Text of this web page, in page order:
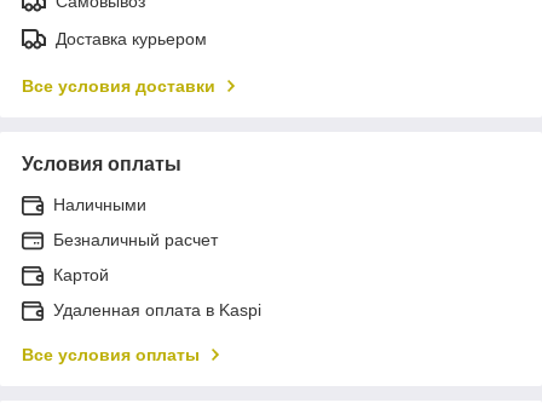
Доставка курьером
Все условия доставки
Условия оплаты
Наличными
Безналичный расчет
Картой
Удаленная оплата в Kaspi
Все условия оплаты